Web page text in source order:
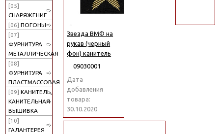
[05]
СНАРЯЖЕНИЕ
[06] ПОГОНЫ
[07]
ФУРНИТУРА
МЕТАЛЛИЧЕСКАЯ
[08]
ФУРНИТУРА
ПЛАСТМАССОВАЯ
[09] КАНИТЕЛЬ,
КАНИТЕЛЬНАЯ
ВЫШИВКА
[10]
ГАЛАНТЕРЕЯ
Звезда ВМФ на
рукав (черный
фон) канитель
09030001
Дата
добавления
товара:
30.10.2020